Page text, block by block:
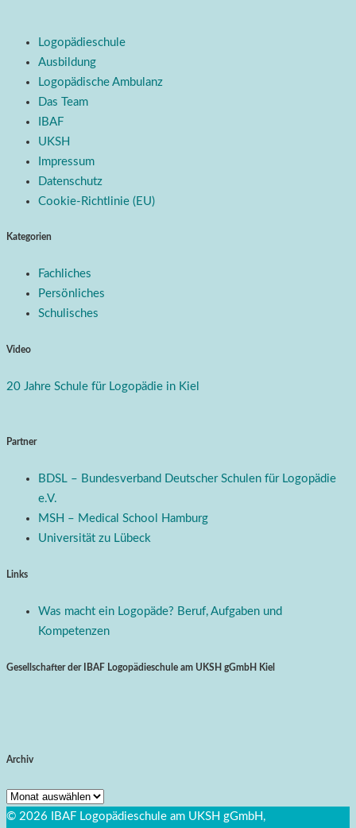
Logopädieschule
Ausbildung
Logopädische Ambulanz
Das Team
IBAF
UKSH
Impressum
Datenschutz
Cookie-Richtlinie (EU)
Kategorien
Fachliches
Persönliches
Schulisches
Video
20 Jahre Schule für Logopädie in Kiel
Partner
BDSL – Bundesverband Deutscher Schulen für Logopädie
e.V.
MSH – Medical School Hamburg
Universität zu Lübeck
Links
Was macht ein Logopäde? Beruf, Aufgaben und
Kompetenzen
Gesellschafter der IBAF Logopädieschule am UKSH gGmbH Kiel
Archiv
Archiv
© 2026 IBAF Logopädieschule am UKSH gGmbH,